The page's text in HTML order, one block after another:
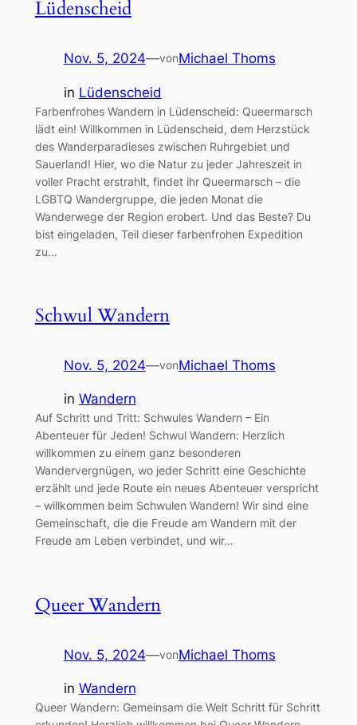
Lüdenscheid
Nov. 5, 2024—vonMichael Thoms
in Lüdenscheid
Farbenfrohes Wandern in Lüdenscheid: Queermarsch
lädt ein! Willkommen in Lüdenscheid, dem Herzstück
des Wanderparadieses zwischen Ruhrgebiet und
Sauerland! Hier, wo die Natur zu jeder Jahreszeit in
voller Pracht erstrahlt, findet ihr Queermarsch – die
LGBTQ Wandergruppe, die jeden Monat die
Wanderwege der Region erobert. Und das Beste? Du
bist eingeladen, Teil dieser farbenfrohen Expedition
zu…
Schwul Wandern
Nov. 5, 2024—vonMichael Thoms
in Wandern
Auf Schritt und Tritt: Schwules Wandern – Ein
Abenteuer für Jeden! Schwul Wandern: Herzlich
willkommen zu einem ganz besonderen
Wandervergnügen, wo jeder Schritt eine Geschichte
erzählt und jede Route ein neues Abenteuer verspricht
– willkommen beim Schwulen Wandern! Wir sind eine
Gemeinschaft, die die Freude am Wandern mit der
Freude am Leben verbindet, und wir…
Queer Wandern
Nov. 5, 2024—vonMichael Thoms
in Wandern
Queer Wandern: Gemeinsam die Welt Schritt für Schritt